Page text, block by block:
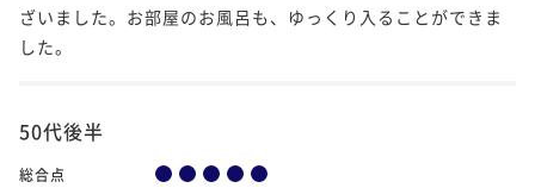
ざいました。お部屋のお風呂も、ゆっくり入ることができま
した。
50代後半
総合点